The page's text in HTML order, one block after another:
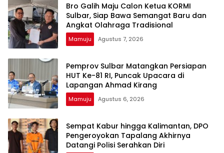
Bro Galih Maju Calon Ketua KORMI
Sulbar, Siap Bawa Semangat Baru dan
Angkat Olahraga Tradisional
Mamuju Agustus 7, 2026
Pemprov Sulbar Matangkan Persiapan
HUT Ke-81 RI, Puncak Upacara di
Lapangan Ahmad Kirang
Mamuju Agustus 6, 2026
Sempat Kabur hingga Kalimantan, DPO
Pengeroyokan Tapalang Akhirnya
Datangi Polisi Serahkan Diri